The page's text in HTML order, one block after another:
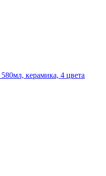
керамика, 4 цвета